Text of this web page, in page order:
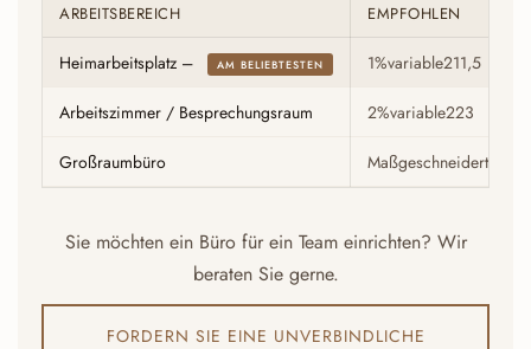
ARBEITSBEREICH EMPFOHLEN
Heimarbeitsplatz – AM BELIEBTESTEN 1%variable211,5
Arbeitszimmer / Besprechungsraum 2%variable223
Großraumbüro Maßgeschneiderter
Sie möchten ein Büro für ein Team einrichten? Wir
beraten Sie gerne.
FORDERN SIE EINE UNVERBINDLICHE